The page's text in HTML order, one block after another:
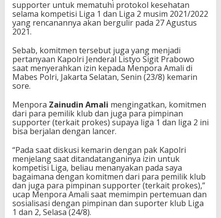
1
d
a
i
g
a
2
t
i
m
i
t
i
s
S
u
p
o
supporter untuk mematuhi protokol kesehatan
selama kompetisi Liga 1 dan Liga 2 musim 2021/2022
yang rencanannya akan bergulir pada 27 Agustus
2021.
Sebab, komitmen tersebut juga yang menjadi
pertanyaan Kapolri Jenderal Listyo Sigit Prabowo
saat menyerahkan izin kepada Menpora Amali di
Mabes Polri, Jakarta Selatan, Senin (23/8) kemarin
sore.
Menpora Zainudin Amali mengingatkan, komitmen
dari para pemilik klub dan juga para pimpinan
supporter (terkait prokes) supaya liga 1 dan liga 2 ini
bisa berjalan dengan lancer.
“Pada saat diskusi kemarin dengan pak Kapolri
menjelang saat ditandatanganinya izin untuk
kompetisi Liga, beliau menanyakan pada saya
bagaimana dengan komitmen dari para pemilik klub
dan juga para pimpinan supporter (terkait prokes),”
ucap Menpora Amali saat memimpin pertemuan dan
sosialisasi dengan pimpinan dan suporter klub Liga
1 dan 2, Selasa (24/8).